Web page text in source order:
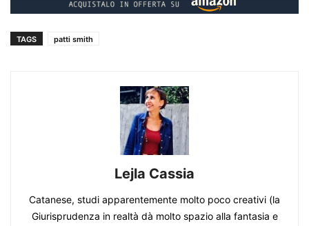
TAGS patti smith
Lejla Cassia
Catanese, studi apparentemente molto poco creativi (la
Giurisprudenza in realtà dà molto spazio alla fantasia e